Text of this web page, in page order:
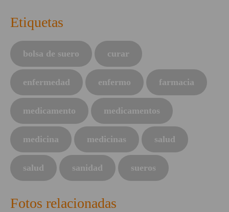
Etiquetas
bolsa de suero curar
enfermedad enfermo farmacia
medicamento medicamentos
medicina medicinas salud
salud sanidad sueros
Fotos relacionadas